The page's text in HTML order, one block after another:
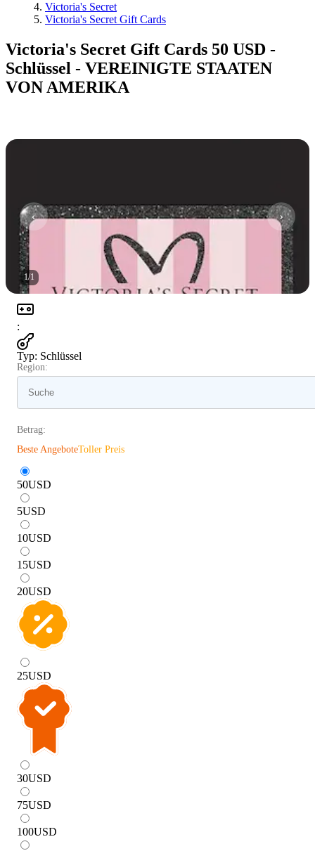
Victoria's Secret
Victoria's Secret Gift Cards
Victoria's Secret Gift Cards 50 USD -
Schlüssel - VEREINIGTE STAATEN
VON AMERIKA
1/1
:
Typ: Schlüssel
Region:
Betrag:
Beste AngeboteToller Preis
50USD
5USD
10USD
15USD
20USD
25USD
30USD
75USD
100USD